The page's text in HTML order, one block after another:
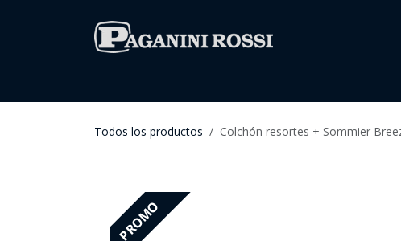
Todos los productos Colchón resortes + Sommier
PROMO